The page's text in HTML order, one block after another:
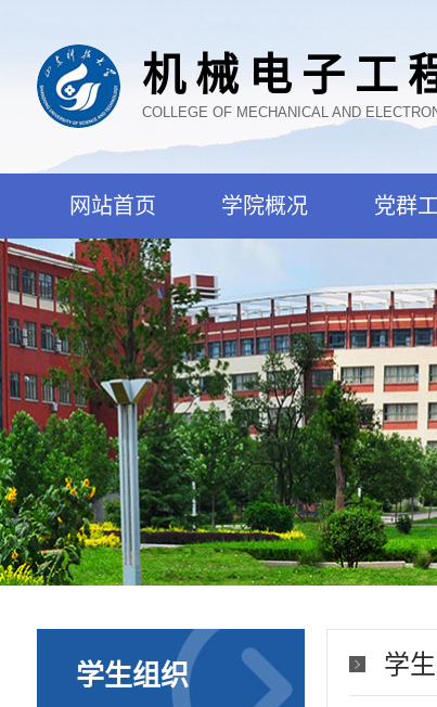
机械电子工
COLLEGE OF MECHANICAL AND
网站首页 学院概况 党群
学生组织 学